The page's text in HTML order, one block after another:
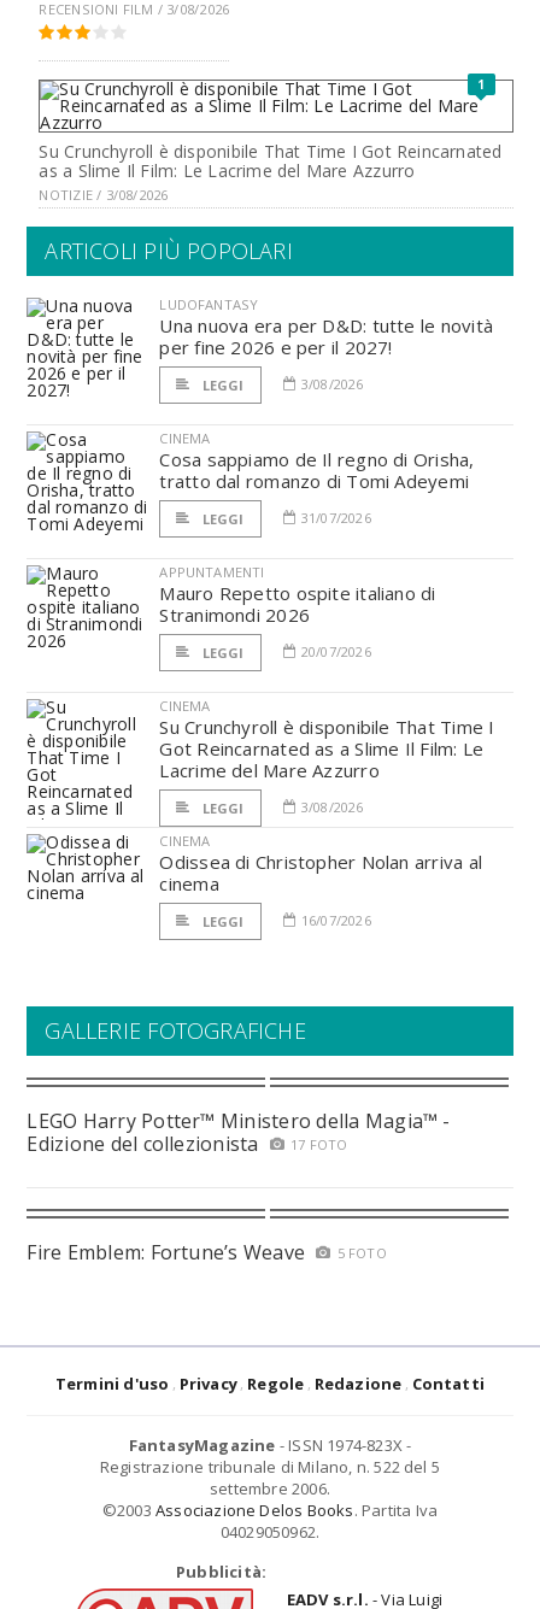
RECENSIONI FILM / 3/08/2026
1
Su Crunchyroll è disponibile That Time I Got Reincarnated
as a Slime Il Film: Le Lacrime del Mare Azzurro
NOTIZIE / 3/08/2026
ARTICOLI PIÙ POPOLARI
LUDOFANTASY
Una nuova era per D&D: tutte le novità
per fine 2026 e per il 2027!
LEGGI 3/08/2026
CINEMA
Cosa sappiamo de Il regno di Orisha,
tratto dal romanzo di Tomi Adeyemi
LEGGI 31/07/2026
APPUNTAMENTI
Mauro Repetto ospite italiano di
Stranimondi 2026
LEGGI 20/07/2026
CINEMA
Su Crunchyroll è disponibile That Time I
Got Reincarnated as a Slime Il Film: Le
Lacrime del Mare Azzurro
LEGGI
3/08/2026
CINEMA
Odissea di Christopher Nolan arriva al
cinema
LEGGI 16/07/2026
GALLERIE FOTOGRAFICHE
LEGO Harry Potter™ Ministero della Magia™ -
Edizione del collezionista
17 FOTO
Fire Emblem: Fortune’s Weave 5 FOTO
Termini d'uso Privacy Regole Redazione Contatti
FantasyMagazine - ISSN 1974-823X -
Registrazione tribunale di Milano, n. 522 del 5
settembre 2006.
©2003 Associazione Delos Books. Partita Iva
04029050962.
Pubblicità:
EADV s.r.l. - Via Luigi